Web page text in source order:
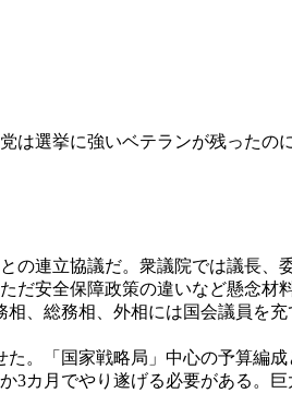
は選挙に強いベテランが残ったの
連立協議だ。衆議院では議長、
だ安全保障政策の違いなど懸念材
、総務相、外相には国会議員を
。「国家戦略局」中心の予算編
3カ月でやり遂げる必要がある。